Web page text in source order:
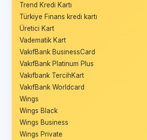
Trend Kredi Kartı
Türkiye Finans kredi kartı
Üretici Kart
Vadematik Kart
VakıfBank BusinessCard
VakıfBank Platinum Plus
Vakıfbank TercihKart
VakıfBank Worldcard
Wings
Wings Black
Wings Business
Wings Private